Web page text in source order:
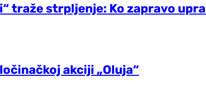
traže strpljenje: Ko zapravo
akciji „Oluja“